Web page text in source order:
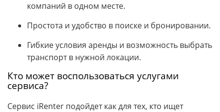
компаний в одном месте.
Простота и удобство в поиске и бронировании.
Гибкие условия аренды и возможность выбрать
транспорт в нужной локации.
Кто может воспользоваться услугами
сервиса?
Сервис iRenter подойдет как для тех, кто ищет